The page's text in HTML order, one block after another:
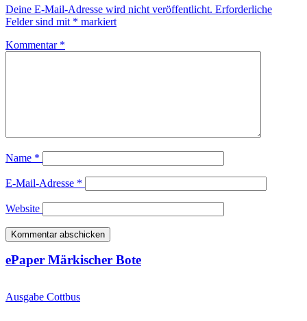
Deine E-Mail-Adresse wird nicht veröffentlicht. Erforderliche
Felder sind mit * markiert
Kommentar *
Name *
E-Mail-Adresse *
Website
ePaper Märkischer Bote
Ausgabe Cottbus